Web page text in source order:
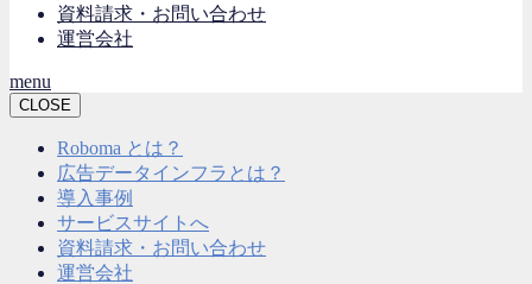
資料請求・お問い合わせ
運営会社
menu
CLOSE
Roboma とは？
広告データインフラとは？
導入事例
サービスサイトへ
資料請求・お問い合わせ
運営会社